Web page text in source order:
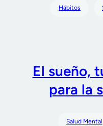
Hábitos
El sueño,
para la
Salud Mental